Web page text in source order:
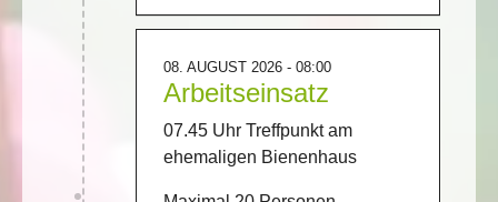
08. AUGUST 2026 - 08:00
Arbeitseinsatz
07.45 Uhr Treffpunkt am
ehemaligen Bienenhaus